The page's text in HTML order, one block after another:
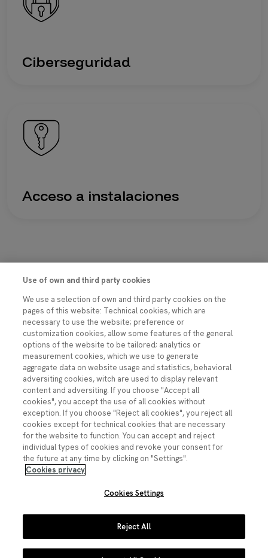
Ciberseguridad
Imagen
Acceso a instalaciones
Imagen
Contacto
ciencia.segura@fecyt.es
Síguenos:
ImagenImagenImagenImagenImagen
Aviso legal
Política de privacidad
Política de cookies
Use of own and third party cookies
We use a selection of own and third party cookies on the
pages of this website: Technical cookies, which are
necessary to use the website; preference or
customization cookies, allow some features of the general
options of the website to be tailored; analytics or
measurement cookies, which we use to generate
aggregate data on website usage and statistics, behavioral
adversiting cookies, witch are used to display relevant
content and adversiting. If you choose "Accept all
cookies", you accept the use of all cookies without
exception. If you choose "Reject all cookies", you reject all
cookies except for technical cookies that are necessary
for the website to function. You can accept and reject
individual types of cookies and revoke your consent for
the future at any time by clicking on "Settings".
Cookies privacy
Cookies Settings
Reject All